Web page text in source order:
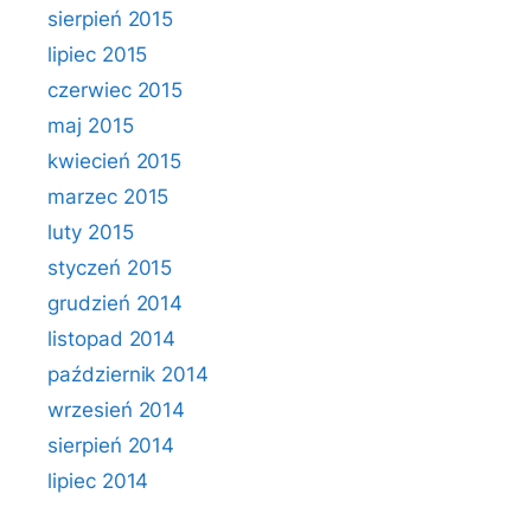
sierpień 2015
lipiec 2015
czerwiec 2015
maj 2015
kwiecień 2015
marzec 2015
luty 2015
styczeń 2015
grudzień 2014
listopad 2014
październik 2014
wrzesień 2014
sierpień 2014
lipiec 2014